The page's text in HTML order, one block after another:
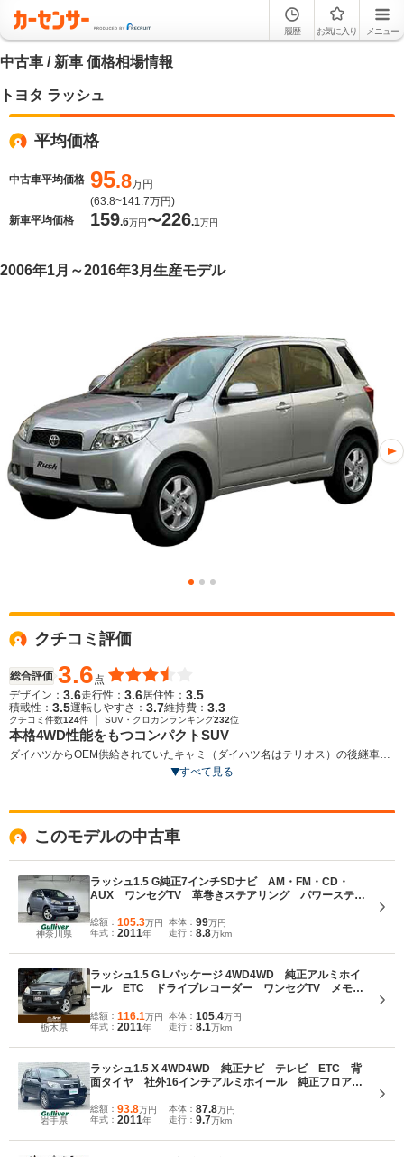
履歴 お気に入り メニュー
中古車 / 新車 価格相場情報
トヨタ ラッシュ
平均価格
中古車平均価格 95.8万円
(63.8~141.7万円)
新車平均価格
159.6万円〜226.1万円
2006年1月～2016年3月生産モデル
クチコミ評価
総合評価 3.6点
デザイン： 3.6走行性： 3.6居住性： 3.5
積載性： 3.5運転しやすさ： 3.7維持費： 3.3
クチコミ件数124件 SUV・クロカンランキング232位
本格4WD性能をもつコンパクトSUV
ダイハツからOEM供給されていたキャミ（ダイハツ名はテリオス）の後継車
で、ボディサイズを拡大することで、居住空間と荷室が広くなった。ダイハツ
アシートを格納することで出現する750Lの荷室など、SUVらしい装備も採用。
駆動方式は悪路走破性の高いセンターデフロック付きフルタイム4WDで、VSC
も設定される。エンジンは1.5Lの直4のみ。(2006.1)
すべて見る
このモデルの中古車
神奈川県
ラッシュ1.5 G純正7インチSDナビ AM・FM・CD・
AUX ワンセグTV 革巻きステアリング パワーステア
ABS 純正アルミホイール
総額： 105.3万円
年式： 2011年
本体： 99万円
走行： 8.8万km
栃木県
ラッシュ1.5 G Lパッケージ 4WD4WD 純正アルミホイ
ール ETC ドライブレコーダー ワンセグTV メモリ
ランプ センタデフロック 純正フロアマット 頭部衝
撃緩和ヘッドレスト
総額： 116.1万円
年式： 2011年
本体： 105.4万円
走行： 8.1万km
岩手県
ラッシュ1.5 X 4WD4WD 純正ナビ テレビ ETC 背
面タイヤ 社外16インチアルミホイール 純正フロアマ
総額： 93.8万円
年式： 2011年
本体： 87.8万円
走行： 9.7万km